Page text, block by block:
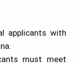
applicants with
must meet